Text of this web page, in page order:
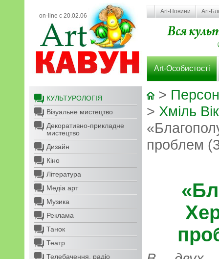
on-line с 20.02.06
Art-Новини Art-
Art-Особистості
КУЛЬТУРОЛОГІЯ
Візуальне мистецтво
Декоративно-прикладне
мистецтво
Дизайн
Кіно
Література
Медіа арт
Музика
Реклама
Танок
Театр
Телебачення, радіо
>
> Хміль
проблем